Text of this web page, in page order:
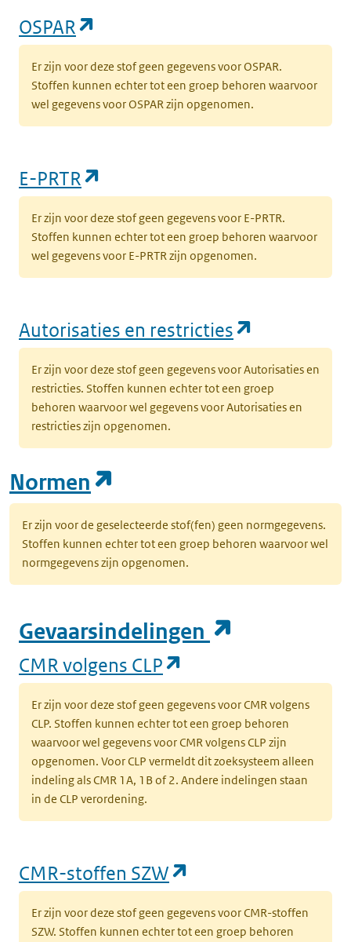
OSPAR
Er zijn voor deze stof geen gegevens voor OSPAR.
Stoffen kunnen echter tot een groep behoren waarvoor
wel gegevens voor OSPAR zijn opgenomen.
E-PRTR
Er zijn voor deze stof geen gegevens voor E-PRTR.
Stoffen kunnen echter tot een groep behoren waarvoor
wel gegevens voor E-PRTR zijn opgenomen.
Autorisaties en restricties
Er zijn voor deze stof geen gegevens voor Autorisaties en
restricties. Stoffen kunnen echter tot een groep
behoren waarvoor wel gegevens voor Autorisaties en
restricties zijn opgenomen.
Normen
Er zijn voor de geselecteerde stof(fen) geen normgegevens.
Stoffen kunnen echter tot een groep behoren waarvoor wel
normgegevens zijn opgenomen.
Gevaarsindelingen
CMR volgens CLP
Er zijn voor deze stof geen gegevens voor CMR volgens
CLP. Stoffen kunnen echter tot een groep behoren
waarvoor wel gegevens voor CMR volgens CLP zijn
opgenomen. Voor CLP vermeldt dit zoeksysteem alleen
indeling als CMR 1A, 1B of 2. Andere indelingen staan
in de CLP verordening.
CMR-stoffen SZW
Er zijn voor deze stof geen gegevens voor CMR-stoffen
SZW. Stoffen kunnen echter tot een groep behoren